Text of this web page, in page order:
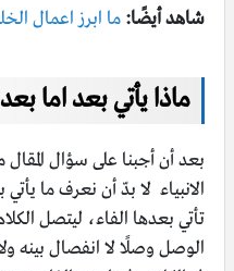
شاهد أيضًا: ما ابرز اعمال
ماذا يأتي بعد اما بعد
بعد أن أجبنا على سؤال
الانبياء لا بدّ أن نعرف ما
تأتي بعدها الفاء، ليتصل
الوصل وصلًا لا انفصال بينه